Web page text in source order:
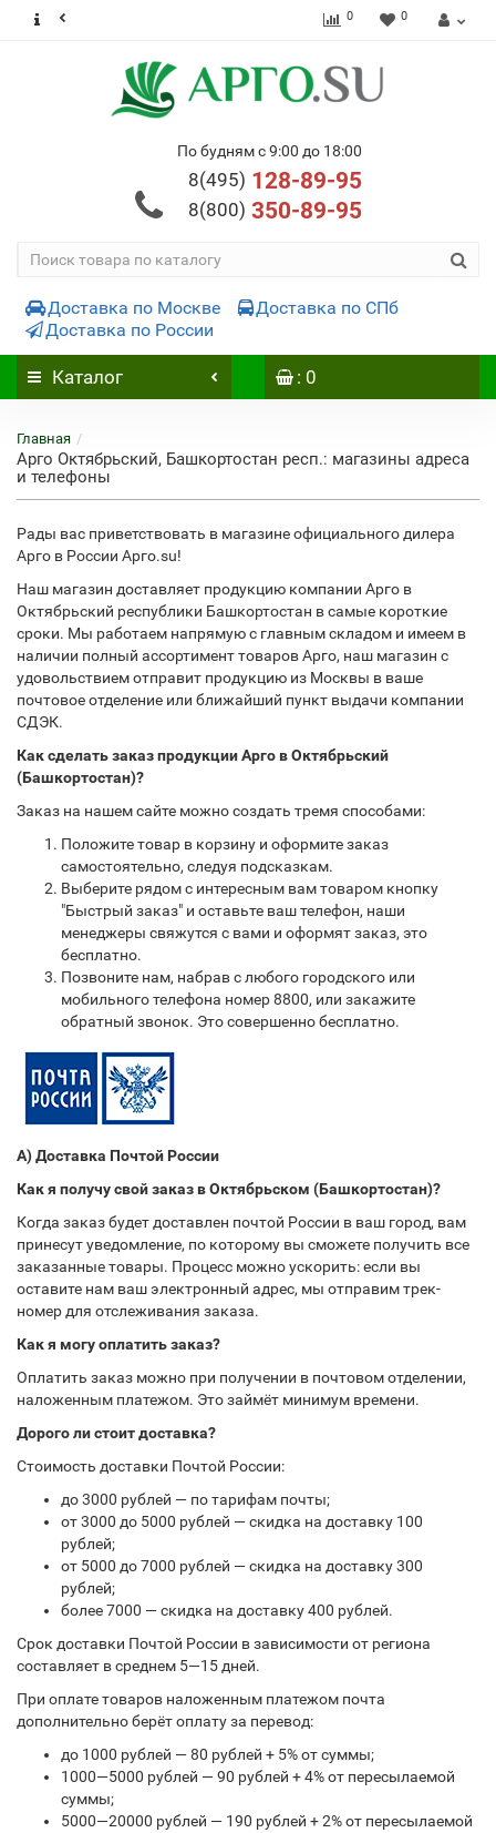
0 0
По будням с 9:00 до 18:00
8(495) 128-89-95
8(800) 350-89-95
Доставка по Москве
Доставка по СПб
Доставка по России
Каталог : 0
Главная
Арго Октябрьский, Башкортостан респ.: магазины адреса
и телефоны
Рады вас приветствовать в магазине официального дилера
Арго в России Арго.su!
Наш магазин доставляет продукцию компании Арго в
Октябрьский республики Башкортостан в самые короткие
сроки. Мы работаем напрямую с главным складом и имеем в
наличии полный ассортимент товаров Арго, наш магазин с
удовольствием отправит продукцию из Москвы в ваше
почтовое отделение или ближайший пункт выдачи компании
СДЭК.
Как сделать заказ продукции Арго в Октябрьский
(Башкортостан)?
Заказ на нашем сайте можно создать тремя способами:
Положите товар в корзину и оформите заказ
самостоятельно, следуя подсказкам.
Выберите рядом с интересным вам товаром кнопку
"Быстрый заказ" и оставьте ваш телефон, наши
менеджеры свяжутся с вами и оформят заказ, это
бесплатно.
Позвоните нам, набрав с любого городского или
мобильного телефона номер 8800, или закажите
обратный звонок. Это совершенно бесплатно.
А) Доставка Почтой России
Как я получу свой заказ в Октябрьском (Башкортостан)?
Когда заказ будет доставлен почтой России в ваш город, вам
принесут уведомление, по которому вы сможете получить все
заказанные товары. Процесс можно ускорить: если вы
оставите нам ваш электронный адрес, мы отправим трек-
номер для отслеживания заказа.
Как я могу оплатить заказ?
Оплатить заказ можно при получении в почтовом отделении,
наложенным платежом. Это займёт минимум времени.
Дорого ли стоит доставка?
Стоимость доставки Почтой России:
до 3000 рублей — по тарифам почты;
от 3000 до 5000 рублей — скидка на доставку 100
рублей;
от 5000 до 7000 рублей — скидка на доставку 300
рублей;
более 7000 — скидка на доставку 400 рублей.
Срок доставки Почтой России в зависимости от региона
составляет в среднем 5—15 дней.
При оплате товаров наложенным платежом почта
дополнительно берёт оплату за перевод:
до 1000 рублей — 80 рублей + 5% от суммы;
1000—5000 рублей — 90 рублей + 4% от пересылаемой
суммы;
5000—20000 рублей — 190 рублей + 2% от пересылаемой